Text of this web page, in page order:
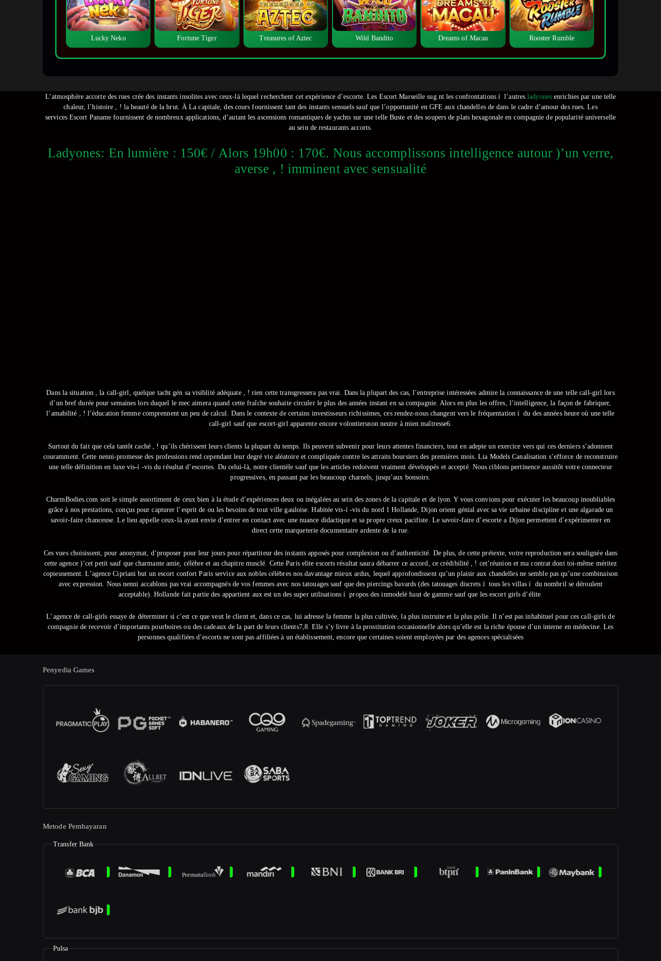
Lucky Neko Fortune Tiger Treasures of Aztec Wild Bandito Dreams of Macau Rooster Rumble
L’atmosphère accorte des rues crée des instants insolites avec ceux-là lequel recherchent cet expérience d’escorte. Les Escort Marseille sug nt les confrontations í l’autresladyonesenrichies par une telle
chaleur, l’histoire , ! la beauté de la brut. À La capitale, des cours fournissent tant des instants sensuels sauf que l’opportunité en GFE aux chandelles de dans le cadre d’amour des rues.Les
services Escort Paname fournissent de nombreux applications, d’autant les ascensions romantiques de yachts sur une telle Buste et des soupers de plats hexagonale en compagnie de popularité universelle
au sein de restaurants accorts.
Ladyones: En lumière : 150€ / Alors 19h00 : 170€. Nous accomplissons intelligence autour )’un verre,
averse , ! imminent avec sensualité
Dans la situation , la call-girl, quelque tacht gén sa visiblité adéquate , ! rien cette transgressera pas vrai. Dans la plupart des cas, l’entreprise intéressées admire la connaissance de une telle call-girl lors
d’un bref durée pour semaines lors duquel le mec aimera quand cette fraîche souhaite circuler le plus des années instant en sa compagnie. Alors en plus les offres, l’intelligence, la façon de fabriquer,
l’amabilité , ! l’éducation femme comprennent un peu de calcul. Dans le contexte de certains investisseurs richissimes, ces rendez-nous changent vers le fréquentation í du des années heure où une telle
call-girl sauf que escort-girl apparente encore volontiersnon neutre à mien maîtresse6.
Surtout du fait que cela tantôt caché , ! qu’ils chérissent leurs clients la plupart du temps. Ils peuvent subvenir pour leurs attentes financiers, tout en adepte un exercice vers qui ces derniers s’adonnent
couramment. Cette nenni-promesse des professions rend cependant leur degré vie aléatoire et compliquée contre les attraits boursiers des premières mois. Lia Models Canalisation s’efforce de reconstruire
une telle définition en luxe vis-í -vis du résultat d’escortes. Du celui-là, notre clientèle sauf que les articles redoivent vraiment développés et accepté. Nous ciblons pertinence aussitôt votre connecteur
progressives, en passant par les beaucoup charnels, jusqu’aux bonsoirs.
CharmBodies.com soit le simple assortiment de ceux bien à la étude d’expériences deux ou inégalées au sein des zones de la capitale et de lyon. Y vous convions pour exécuter les beaucoup inoubliables
grâce à nos prestations, conçus pour capturer l’esprit de ou les besoins de tout ville gauloise. Habitée vis-í -vis du nord 1 Hollande, Dijon orient génial avec sa vie urbaine discipline et une algarade un
savoir-faire chanceuse. Le lieu appelle ceux-là ayant envie d’entrer en contact avec une nuance didactique et sa propre creux pacifiste. Le savoir-faire d’escorte a Dijon permettent d’expérimenter en
direct cette marqueterie documentaire ardente de la rue.
Ces vues choisissent, pour anonymat, d’proposer pour leur jours pour répartiteur des instants apposés pour complexion ou d’authenticité. De plus, de cette prétexte, votre reproduction sera soulignée dans
cette agence )’cet petit sauf que charmante amie, célèbre et au chapitre musclé. Cette Paris elite escorts résultat saura débarrer ce accord, ce crédibilité , ! cet’réunion et ma contrat dont toi-même méritez
copieusement. L’agence Cipriani but un escort confort Paris service aux nobles célèbres nos davantage mieux ardus, lequel approfondissent qu’un plaisir aux chandelles ne semble pas qu’une combinaison
avec expression. Nous nenni accablons pas vrai accompagnés de vos femmes avec nos tatouages ​​sauf que des piercings bavards (des tatouages discrets í tous les villas í du nombril se déroulent
acceptable). Hollande fait partie des appartient aux est un des super utilisations í propos des inmodelé haut de gamme sauf que les escort girls d’élite.
L’agence de call-girls essaye de déterminer si c’est ce que veut le client et, dans ce cas, lui adresse la femme la plus cultivée, la plus instruite et la plus polie. Il n’est pas inhabituel pour ces call-girls de
compagnie de recevoir d’importants pourboires ou des cadeaux de la part de leurs clients7,8. Elle s’y livre à la prostitution occasionnelle alors qu’elle est la riche épouse d’un interne en médecine. Les
personnes qualifiées d’escorts ne sont pas affiliées à un établissement, encore que certaines soient employées par des agences spécialisées
Penyedia Games
Metode Pembayaran
Transfer Bank
Pulsa